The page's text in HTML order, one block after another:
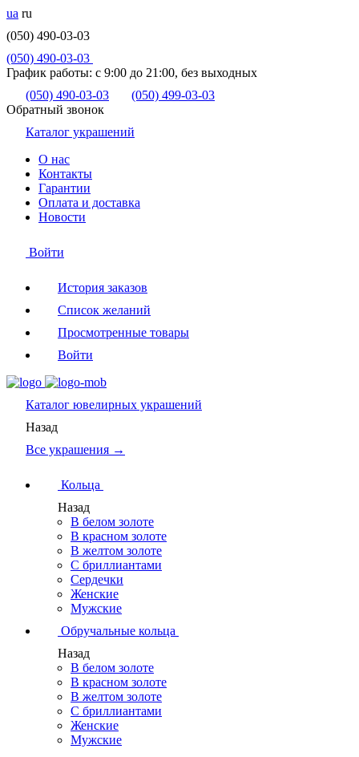
ua ru
(050) 490-03-03
(050) 490-03-03
График работы: с 9:00 до 21:00, без выходных
(050) 490-03-03
(050) 499-03-03
Обратный звонок
Каталог украшений
О нас
Контакты
Гарантии
Оплата и доставка
Новости
Войти
История заказов
Список желаний
Просмотренные товары
Войти
Каталог ювелирных украшений
Назад
Все украшения →
Кольца
Назад
В белом золоте
В красном золоте
В желтом золоте
С бриллиантами
Сердечки
Женские
Мужские
Обручальные кольца
Назад
В белом золоте
В красном золоте
В желтом золоте
С бриллиантами
Женские
Мужские